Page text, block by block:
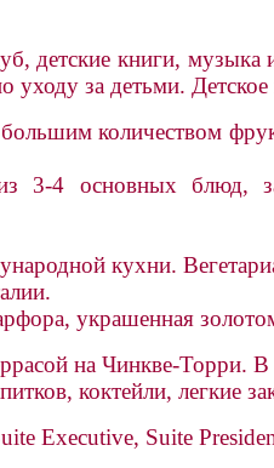
детские книги,
уходу за детьми.
большим количеством
4 основных блюд,
кухни.
украшенная
на Чинкве-Торри.
коктейли, легкие
Executive, Suite